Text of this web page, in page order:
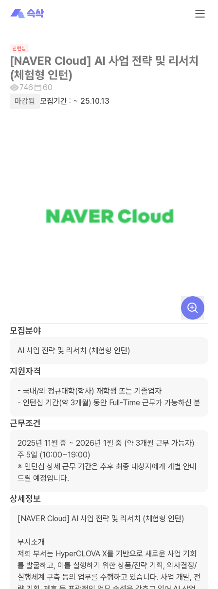
인턴십
[NAVER Cloud] AI 사업 전략 및 리서치
(체험형 인턴)
746
60
마감됨
모집기간 : ~ 25.10.13
모집분야
AI 사업 전략 및 리서치 (체험형 인턴)
지원자격
- 국내/외 정규대학(학사) 재학생 또는 기졸업자
- 인턴십 기간(약 3개월) 동안 Full-Time 근무가 가능하신 분
근무조건
2025년 11월 중 ~ 2026년 1월 중 (약 3개월 근무 가능자)
주 5일 (10:00~19:00)
※ 인턴십 상세 근무 기간은 추후 최종 대상자에게 개별 안내
드릴 예정입니다.
상세정보
[NAVER Cloud] AI 사업 전략 및 리서치 (체험형 인턴)
부서소개
저희 부서는 HyperCLOVA X를 기반으로 새로운 사업 기회
를 발굴하고, 이를 실행하기 위한 상품/전략 기획, 의사결정/
실행체계 구축 등의 업무를 수행하고 있습니다. 사업 개발, 전